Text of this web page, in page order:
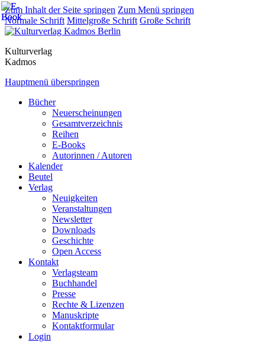
Zum Inhalt der Seite springen Zum Menü springen
Normale Schrift Mittelgroße Schrift Große Schrift
Kulturverlag
Kadmos
Hauptmenü überspringen
Bücher
Neuerscheinungen
Gesamtverzeichnis
Reihen
E-Books
Autorinnen / Autoren
Kalender
Beutel
Verlag
Neuigkeiten
Veranstaltungen
Newsletter
Downloads
Geschichte
Open Access
Kontakt
Verlagsteam
Buchhandel
Presse
Rechte & Lizenzen
Manuskripte
Kontaktformular
Login